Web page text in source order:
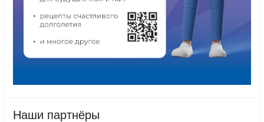
Наши партнёры